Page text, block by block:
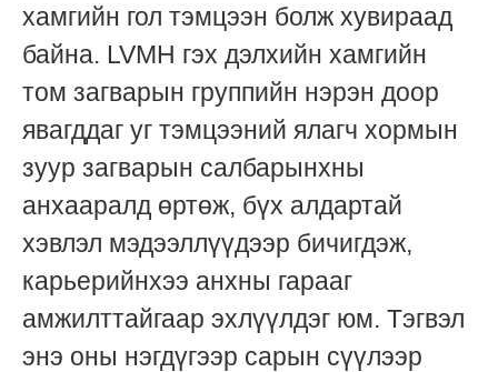
хамгийн гол тэмцээн болж хувираад
байна. LVMH гэх дэлхийн хамгийн
том загварын группийн нэрэн доор
явагддаг уг тэмцээний ялагч хормын
зуур загварын салбарынхны
анхааралд өртөж, бүх алдартай
хэвлэл мэдээллүүдээр бичигдэж,
карьерийнхээ анхны гарааг
амжилттайгаар эхлүүлдэг юм. Тэгвэл
энэ оны нэгдүгээр сарын сүүлээр